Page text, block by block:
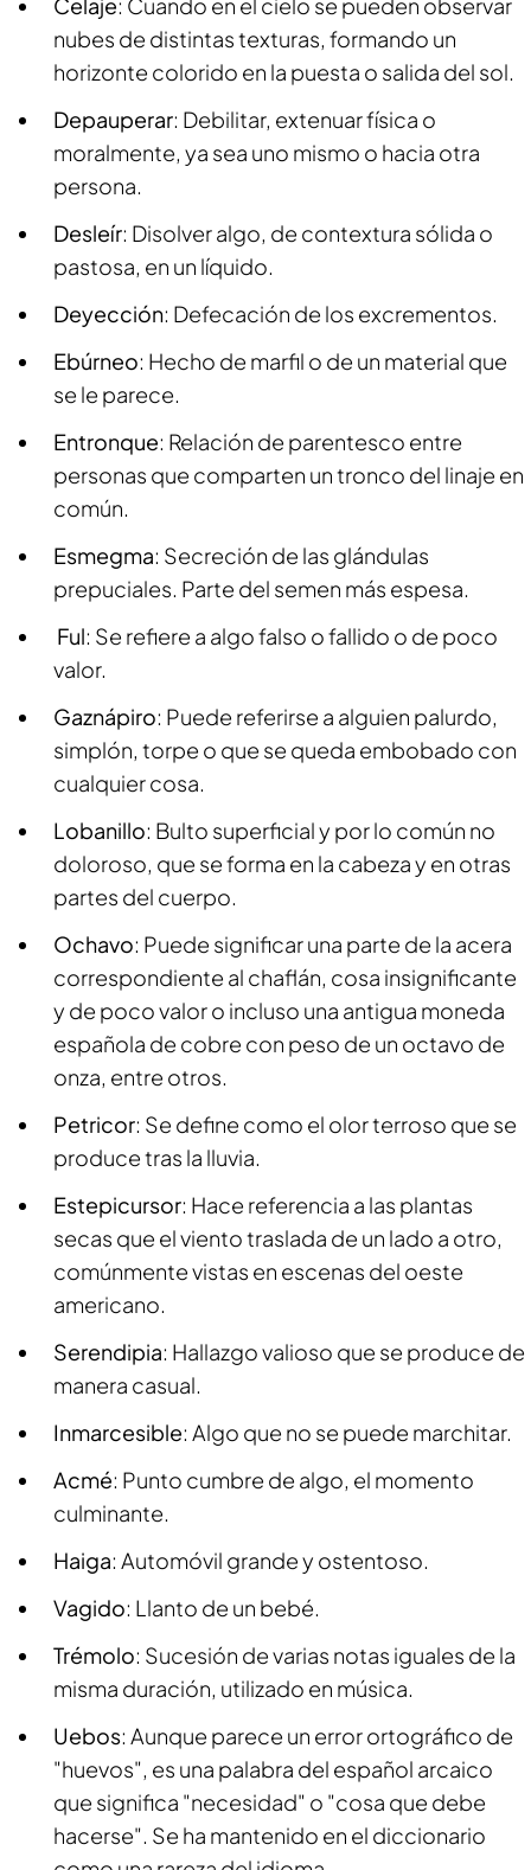
nubes de distintas texturas, formando un
horizonte colorido en la puesta o salida del sol.
Depauperar: Debilitar, extenuar física o
moralmente, ya sea uno mismo o hacia otra
persona.
Desleír: Disolver algo, de contextura sólida o
pastosa, en un líquido.
Deyección: Defecación de los excrementos.
Ebúrneo: Hecho de marfil o de un material que
se le parece.
Entronque: Relación de parentesco entre
personas que comparten un tronco del linaje en
común.
Esmegma: Secreción de las glándulas
prepuciales. Parte del semen más espesa.
Ful: Se refiere a algo falso o fallido o de poco
valor.
Gaznápiro: Puede referirse a alguien palurdo,
simplón, torpe o que se queda embobado con
cualquier cosa.
Lobanillo: Bulto superficial y por lo común no
doloroso, que se forma en la cabeza y en otras
partes del cuerpo.
Ochavo: Puede significar una parte de la acera
correspondiente al chaflán, cosa insignificante
y de poco valor o incluso una antigua moneda
española de cobre con peso de un octavo de
onza, entre otros.
Petricor: Se define como el olor terroso que se
produce tras la lluvia.
Estepicursor: Hace referencia a las plantas
secas que el viento traslada de un lado a otro,
comúnmente vistas en escenas del oeste
americano.
Serendipia: Hallazgo valioso que se produce de
manera casual.
Inmarcesible: Algo que no se puede marchitar.
Acmé: Punto cumbre de algo, el momento
culminante.
Haiga: Automóvil grande y ostentoso.
Vagido: Llanto de un bebé.
Trémolo: Sucesión de varias notas iguales de la
misma duración, utilizado en música.
Uebos: Aunque parece un error ortográfico de
"huevos", es una palabra del español arcaico
que significa "necesidad" o "cosa que debe
hacerse". Se ha mantenido en el diccionario